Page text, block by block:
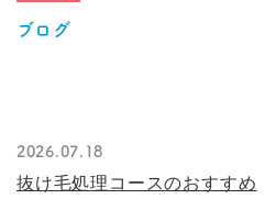
ブログ
2026.07.18
抜け毛処理コースのおすすめ